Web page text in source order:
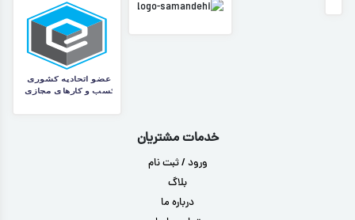
خدمات مشتریان
ورود / ثبت نام
بلاگ
درباره ما